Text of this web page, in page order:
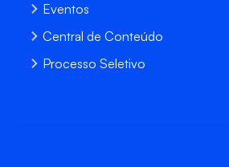
Eventos
Central de Conteúdo
Processo Seletivo